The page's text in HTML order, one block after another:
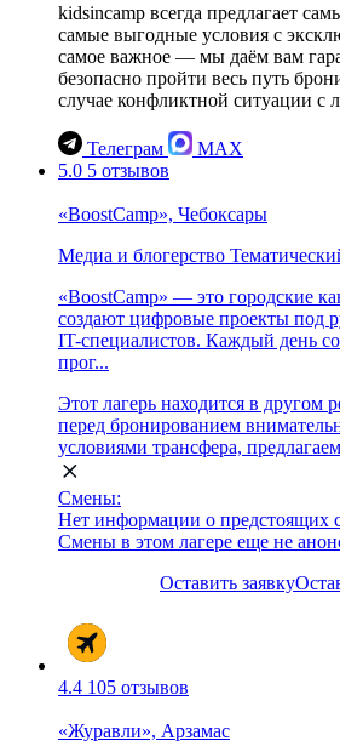
kidsincamp всегда предлагает
самые выгодные условия с
самое важное — мы даём вам
безопасно пройти весь путь
случае конфликтной ситуации с
Телеграм
MAX
5.0 5 отзывов
«BoostCamp», Чебоксары
Медиа и блогерство
«BoostCamp» — это городские
создают цифровые проекты под
IT-специалистов. Каждый день
прог...
Этот лагерь находится в другом
перед бронированием
условиями трансфера,
Смены:
Нет информации о предстоящих
Смены в этом лагере еще не
Оставить заявку
4.4 105 отзывов
«Журавли», Арзамас